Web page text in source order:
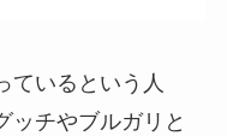
ているという人
ッチやブルガリと